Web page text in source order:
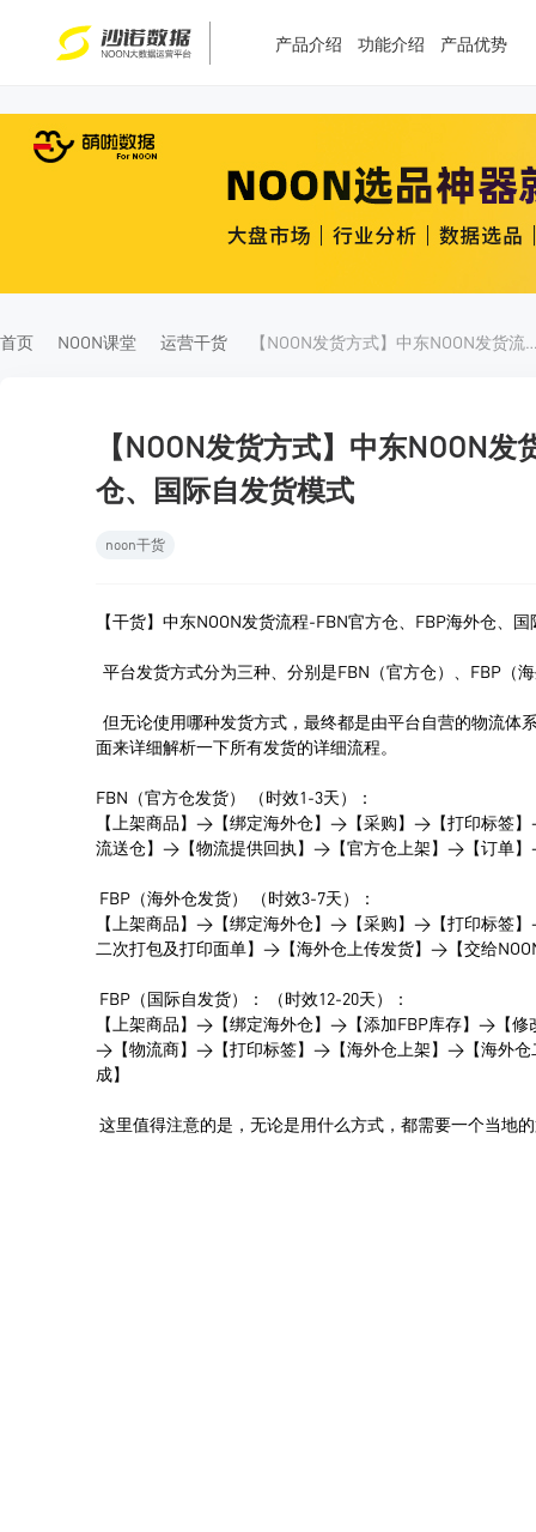
产品介绍 功能介绍 产品优势
首页 NOON课堂 运营干货 【NOON发货方式】中东NOON
【NOON发货方式】中东NOON
仓、国际自发货模式
noon干货